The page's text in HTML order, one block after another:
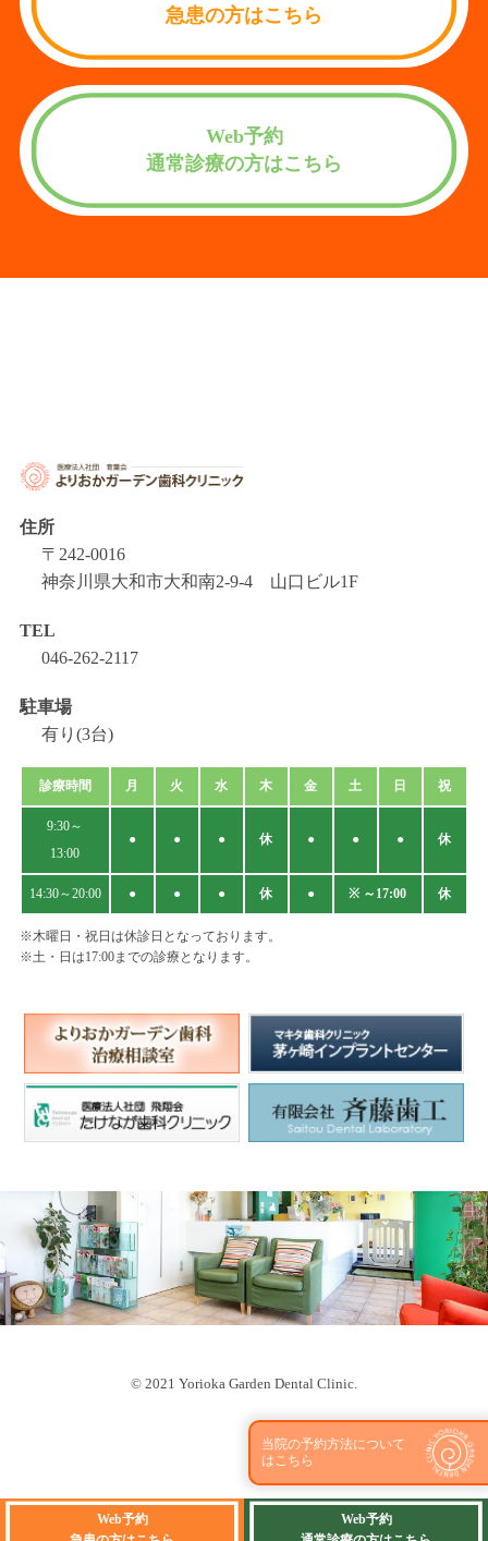
急患の方はこちら
Web予約
通常診療の方はこちら
当院の予約方法について
はこちら
住所
〒242-0016
神奈川県大和市大和南2-9-4 山口ビル1F
TEL
046-262-2117
駐車場
有り(3台)
診療時間 月 火 水 木 金 土 日 祝
9:30～
13:00
● ● ● 休 ● ● ● 休
14:30～20:00 ● ● ● 休 ● ※ ～17:00 休
※木曜日・祝日は休診日となっております。
※土・日は17:00までの診療となります。
© 2021 Yorioka Garden Dental Clinic.
Web予約
Web予約